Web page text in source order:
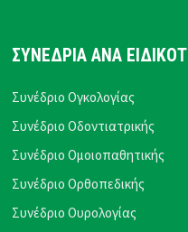
ΣΥΝΕΔΡΙΑ ΑΝΑ
Συνέδριο Ογκολογίας
Συνέδριο Οδοντιατρικής
Συνέδριο Ομοιοπαθητικής
Συνέδριο Ορθοπεδικής
Συνέδριο Ουρολογίας